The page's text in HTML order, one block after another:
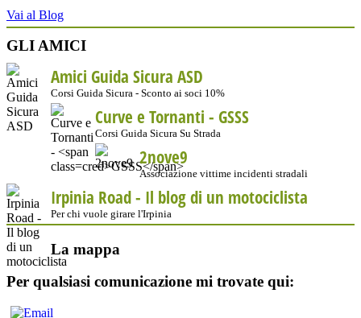
Vai al Blog
GLI AMICI
Amici Guida Sicura ASD
Corsi Guida Sicura - Sconto ai soci 10%
Curve e Tornanti - GSSS
Corsi Guida Sicura Su Strada
2nove9
Associazione vittime incidenti stradali
Irpinia Road - Il blog di un motociclista
Per chi vuole girare l'Irpinia
La mappa
Per qualsiasi comunicazione mi trovate qui: